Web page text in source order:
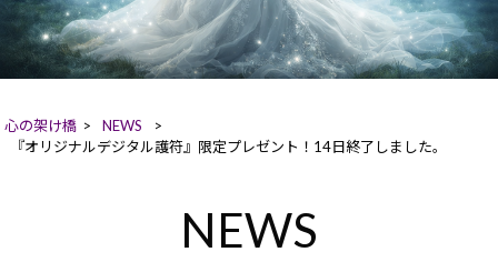
心の架け橋 > NEWS
>
『オリジナルデジタル護符』限定プレゼント！14日終了しました。
NEWS